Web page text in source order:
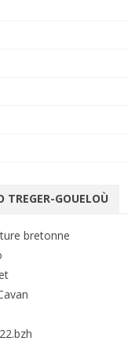
TREGER-GOUELOÙ
bretonne